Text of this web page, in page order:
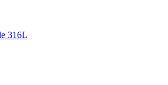
316L